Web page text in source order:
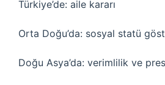
Türkiye’de: aile kararı
Orta Doğu’da: sosyal statü
Doğu Asya’da: verimlilik ve